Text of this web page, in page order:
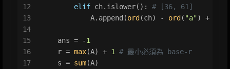
12
13
14
15
16
17
elif ch.islower(): # [36, 61]
            A.append(
ord (ch) - ord ( "a") +
    ans = -
1
    r =
max(A) + 1
# 最小必須為 base-r
    s =
sum(A)